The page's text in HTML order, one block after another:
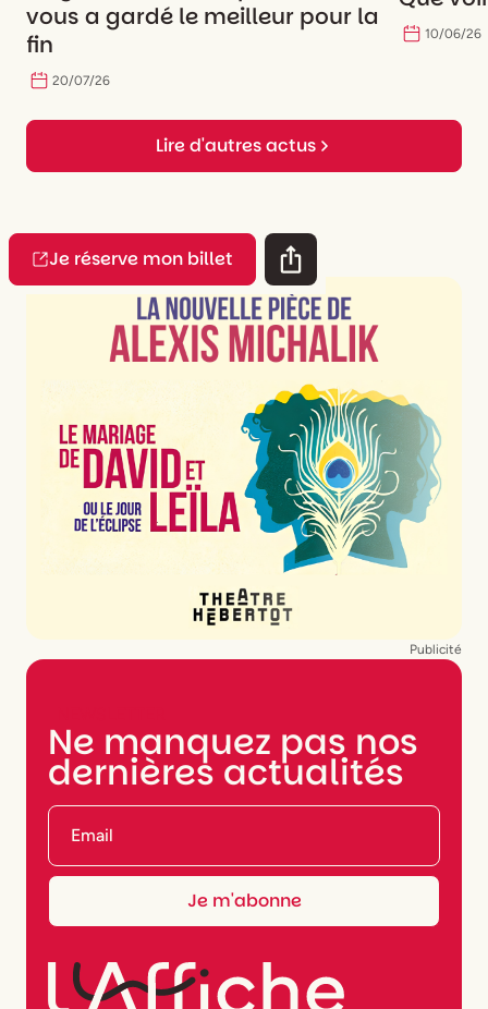
vous a gardé le meilleur pour la
fin
20/07/26
10/06/26
Lire d'autres actus
Je réserve mon billet
Publicité
Ne manquez pas nos
dernières actualités